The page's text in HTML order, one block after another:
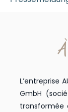
L’entreprise
GmbH
transformée